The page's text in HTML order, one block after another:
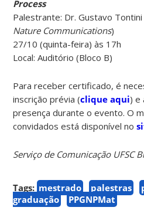
Process
Palestrante: Dr. Gustavo
Nature Communications)
27/10 (quinta-feira) às 17h
Local: Auditório (Bloco B)
Para receber certificado, é
inscrição prévia (clique aqui) e
presença durante o evento. O
convidados está disponível no
Serviço de Comunicação UFSC
Tags: mestrado palestras
graduação
PPGNPMat